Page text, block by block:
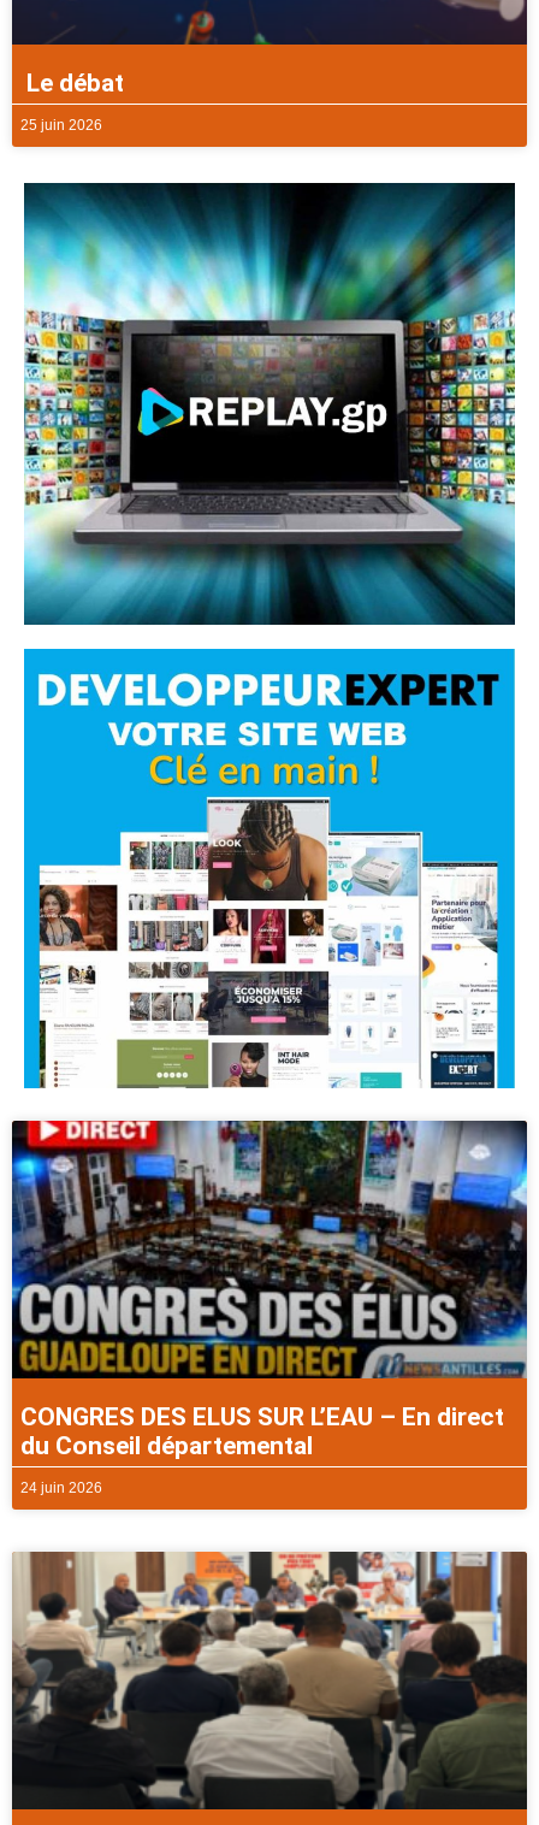
Le débat
25 juin 2026
CONGRES DES ELUS SUR L’EAU – En direct
du Conseil départemental
24 juin 2026